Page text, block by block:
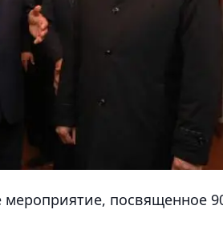
мероприятие, посвященное